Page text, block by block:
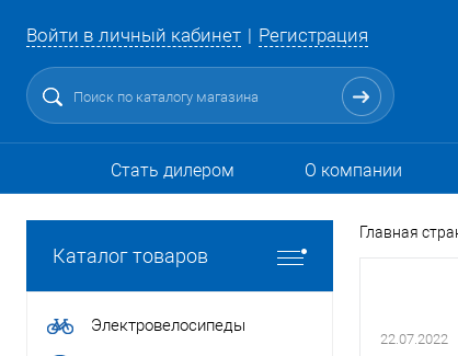
Войти в личный кабинет Регистрация
Стать дилером О компании
Каталог товаров
Электровелосипеды
Главная
22.07.2022